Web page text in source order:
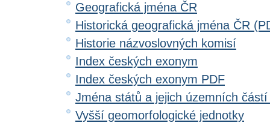
Geografická jména ČR
Historická geografická jména ČR
Historie názvoslovných komisí
Index českých exonym
Index českých exonym PDF
Jména států a jejich územních
Vyšší geomorfologické jednotky